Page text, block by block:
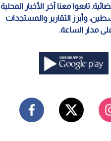
تابعوا معنا آخر الأخبار المحلية
وأبرز التقارير والمستجدات
مدار الساعة.